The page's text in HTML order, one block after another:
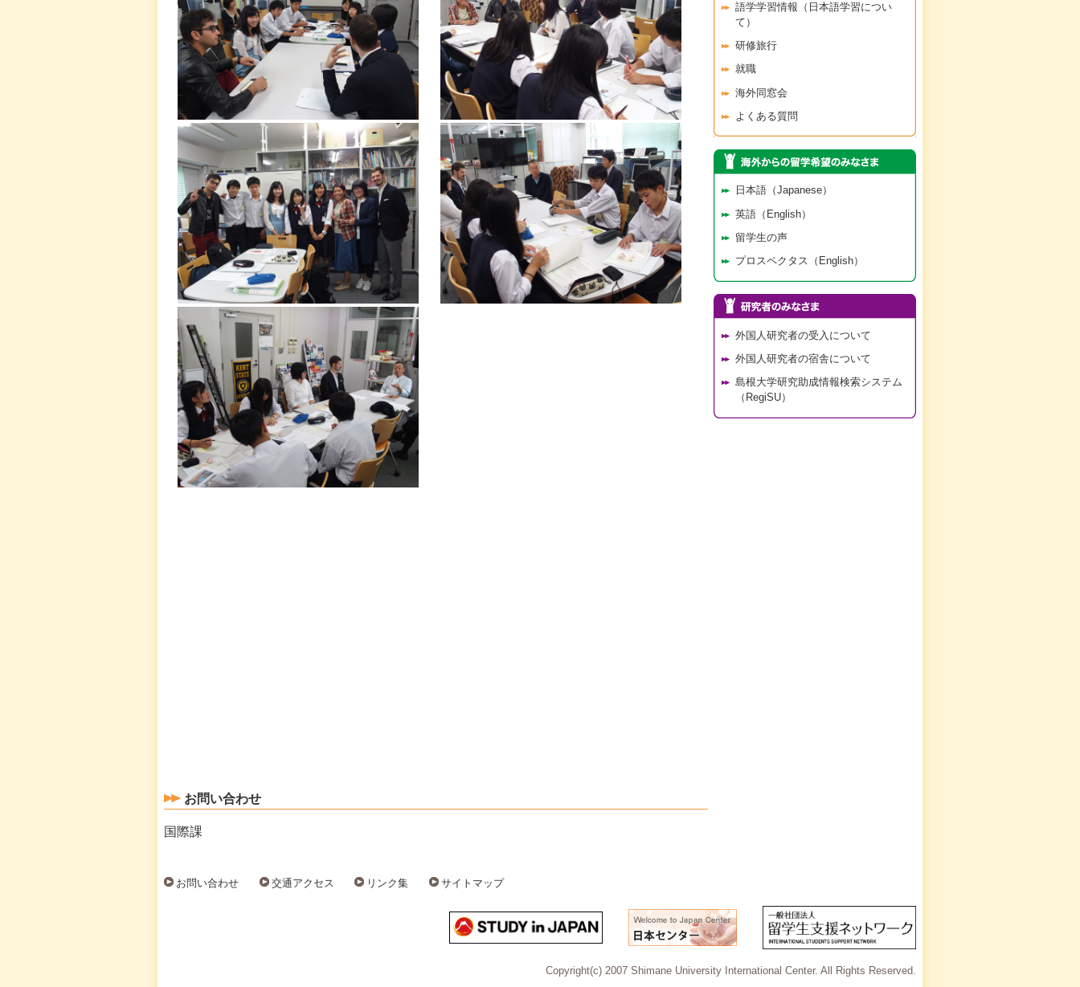
お問い合わせ
国際課
語学学習情報（日本語学習につい
て）
研修旅行
就職
海外同窓会
よくある質問
日本語（Japanese）
英語（English）
留学生の声
プロスペクタス（English）
外国人研究者の受入について
外国人研究者の宿舎について
島根大学研究助成情報検索システム
（RegiSU）
お問い合わせ 交通アクセス リンク集 サイトマップ
Copyright(c) 2007 Shimane University International Center. All Rights Reserved.